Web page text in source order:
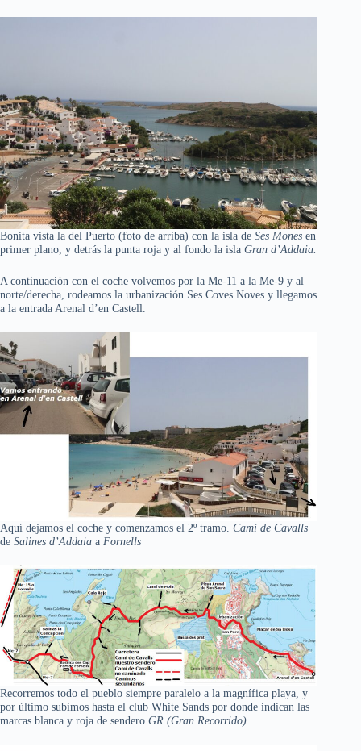
Bonita vista la del Puerto (foto de arriba) con la isla de Ses Mones en
primer plano, y detrás la punta roja y al fondo la isla Gran d’Addaia.
A continuación con el coche volvemos por la Me-11 a la Me-9 y al
norte/derecha, rodeamos la urbanización Ses Coves Noves y llegamos
a la entrada Arenal d’en Castell.
Aquí dejamos el coche y comenzamos el 2º tramo. Camí de Cavalls
de Salines d’Addaia a Fornells
Recorremos todo el pueblo siempre paralelo a la magnífica playa, y
por último subimos hasta el club White Sands por donde indican las
marcas blanca y roja de sendero GR (Gran Recorrido)